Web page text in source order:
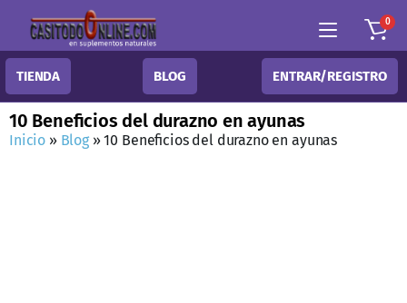
0
TIENDA BLOG ENTRAR/REGISTRO
10 Beneficios del durazno en ayunas
Inicio » Blog»10 Beneficios del durazno en ayunas